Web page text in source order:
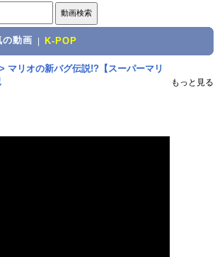
の動画 K-POP
マリオの新バグ伝説!?【スーパーマリ
もっと見る